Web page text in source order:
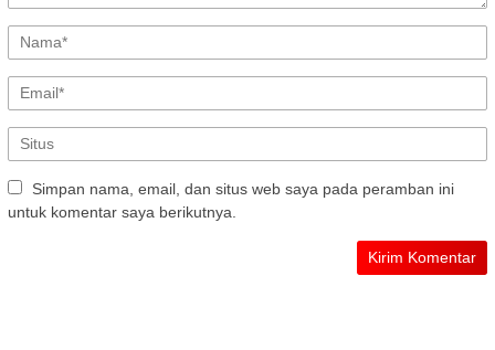
Simpan nama, email, dan situs web saya pada peramban ini
untuk komentar saya berikutnya.